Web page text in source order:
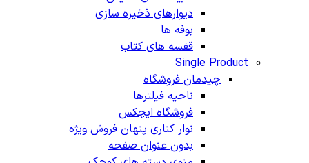
دیوارهای ذخیره سازی
بوفه ها
قفسه های کتاب
Single Product
چیدمان فروشگاه
ناحیه فیلترها
فروشگاه ایجکس
نوار کناری پنهانفروش ویژه
بدون عنوان صفحه